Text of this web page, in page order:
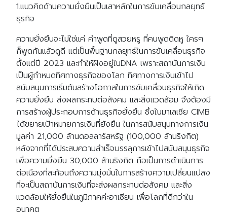
1.แนวคิดด้านความยั่งยืนเป็นเสาหลักในการขับเคลื่อนกลยุทธ์
ธุรกิจ
ความยั่งยืนจะไม่ใช่แค่ คำพูดที่ดูสวยหรู ที่คนพูดติดหู ใครๆ
ก็พูดกันแล้วดูดี แต่เป็นพื้นฐานกลยุทธ์ในการขับเคลื่อนธุรกิจ
ตั้งแต่ปี 2023 และทำให้ฝังอยู่ในDNA เพราะสถาบันการเงิน
เป็นผู้กำหนดทิศทางธุรกิจของโลก ทิศทางการเงินเข้าไป
สนับสนุนการเริ่มต้นสร้างโอกาสในการขับเคลื่อนธุรกิจให้เกิด
ความยั่งยืน ส่งผลกระทบต่อสังคม และสิ่งแวดล้อม จึงต้องมี
การสร้างผู้ประกอบการด้านธุรกิจยั่งยืน ซึ่งในมาเลเซีย CIMB
ได้ขยายเป้าหมายการเงินที่ยังยืน ในการสนับสนุนทางการเงิน
มูลค่า 21,000 ล้านดอลลาร์สหรัฐ (100,000 ล้านริงกิต)
หลังจากที่ได้ประสบความสำเร็จบรรลุการเข้าไปสนับสนุนธุรกิจ
เพื่อความยั่งยืน 30,000 ล้านริงกิต ถือเป็นการดำเนินการ
ต่อเนืองที่สะท้อนถึงความมุ่งมั่นในการสร้างความเปลี่ยนแปลง
ที่จะเป็นสถาบันการเงินที่จะส่งผลกระทบต่อสังคม และสิ่ง
แวดล้อมให้ยั่งยืนในภูมิภาคค่ะอาเซียน เพื่อโลกที่ดีกว่าใน
อนาคต